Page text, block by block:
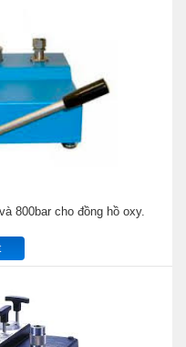
800bar cho đồng hồ oxy.